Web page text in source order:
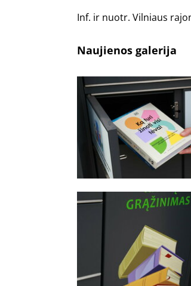
Inf. ir nuotr. Vilniaus
Naujienos galerija